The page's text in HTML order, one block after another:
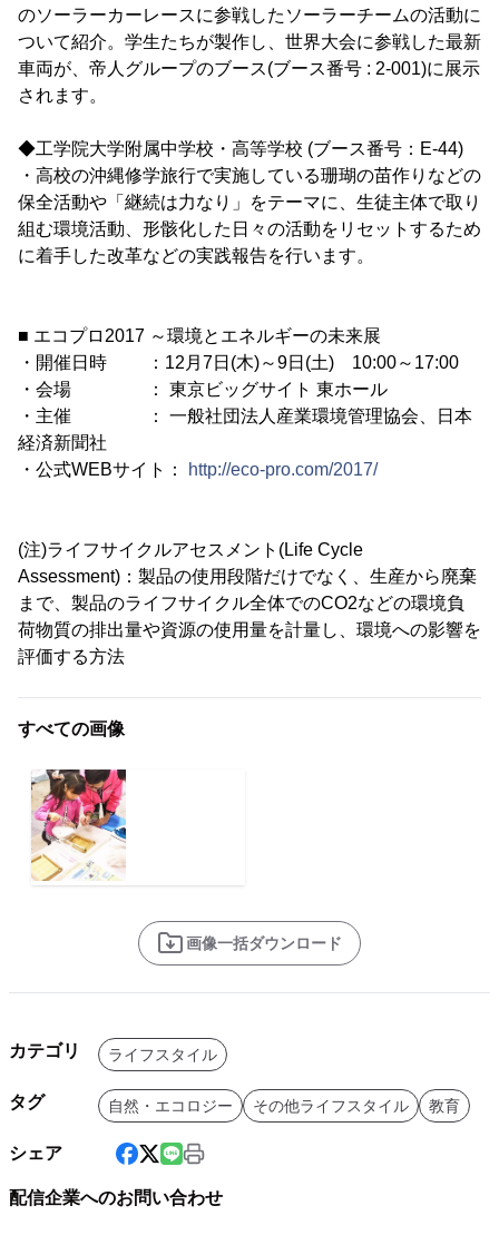
のソーラーカーレースに参戦したソーラーチームの活動に
ついて紹介。学生たちが製作し、世界大会に参戦した最新
車両が、帝人グループのブース(ブース番号 : 2-001)に展示
されます。
◆工学院大学附属中学校・高等学校 (ブース番号：E-44)
・高校の沖縄修学旅行で実施している珊瑚の苗作りなどの
保全活動や「継続は力なり」をテーマに、生徒主体で取り
組む環境活動、形骸化した日々の活動をリセットするため
に着手した改革などの実践報告を行います。
■ エコプロ2017 ～環境とエネルギーの未来展
・開催日時 ：12月7日(木)～9日(土) 10:00～17:00
・会場 ： 東京ビッグサイト 東ホール
・主催 ： 一般社団法人産業環境管理協会、日本
経済新聞社
・公式WEBサイト：
http://eco-pro.com/2017/
(注)ライフサイクルアセスメント(Life Cycle
Assessment)：製品の使用段階だけでなく、生産から廃棄
まで、製品のライフサイクル全体でのCO2などの環境負
荷物質の排出量や資源の使用量を計量し、環境への影響を
評価する方法
すべての画像
画像一括ダウンロード
カテゴリ ライフスタイル
タグ 自然・エコロジー その他ライフスタイル 教育
シェア
配信企業へのお問い合わせ